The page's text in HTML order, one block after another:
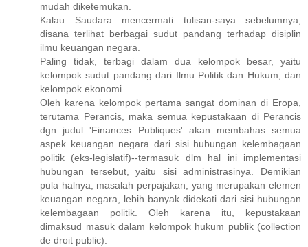
mudah diketemukan.
Kalau Saudara mencermati tulisan-saya sebelumnya,
disana terlihat berbagai sudut pandang terhadap disiplin
ilmu keuangan negara.
Paling tidak, terbagi dalam dua kelompok besar, yaitu
kelompok sudut pandang dari Ilmu Politik dan Hukum, dan
kelompok ekonomi.
Oleh karena kelompok pertama sangat dominan di Eropa,
terutama Perancis, maka semua kepustakaan di Perancis
dgn judul 'Finances Publiques' akan membahas semua
aspek keuangan negara dari sisi hubungan kelembagaan
politik (eks-legislatif)--termasuk dlm hal ini implementasi
hubungan tersebut, yaitu sisi administrasinya. Demikian
pula halnya, masalah perpajakan, yang merupakan elemen
keuangan negara, lebih banyak didekati dari sisi hubungan
kelembagaan politik. Oleh karena itu, kepustakaan
dimaksud masuk dalam kelompok hukum publik (collection
de droit public).